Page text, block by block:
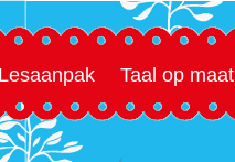
Lesaanpak Taal op maat